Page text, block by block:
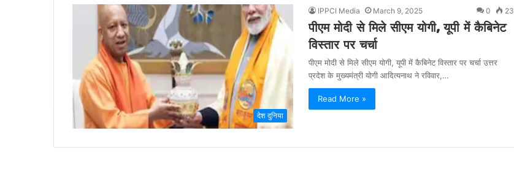
देश दुनिया
IPPCI Media March 9, 2025 0 23
पीएम मोदी से मिले सीएम योगी, यूपी में कैबिनेट
विस्तार पर चर्चा
पीएम मोदी से मिले सीएम योगी, यूपी में कैबिनेट विस्तार पर चर्चा उत्तर
प्रदेश के मुख्यमंत्री योगी आदित्यनाथ ने रविवार,…
Read More »